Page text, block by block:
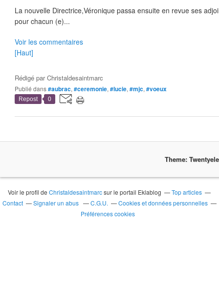
La nouvelle Directrice,Véronique passa ensuite en revue ses
pour chacun (e)...
Voir les commentaires
[Haut]
Rédigé parChristaldesaintmarc
Publié dans#aubrac, #ceremonie, #lucie, #mjc, #voeux
Repost 0
Theme:
Voir le profil deChristaldesaintmarcsur le portail Eklablog
Top articles
Contact
Signaler un abus C.G.U.
Cookies et données personnelles
Préférences cookies